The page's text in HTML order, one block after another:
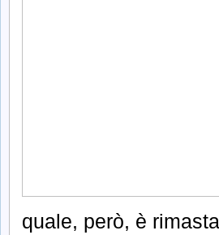
quale, però, è